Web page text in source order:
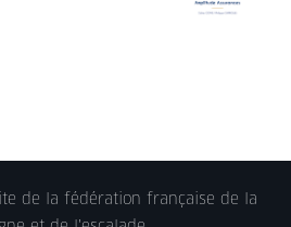
de la fédération française de la